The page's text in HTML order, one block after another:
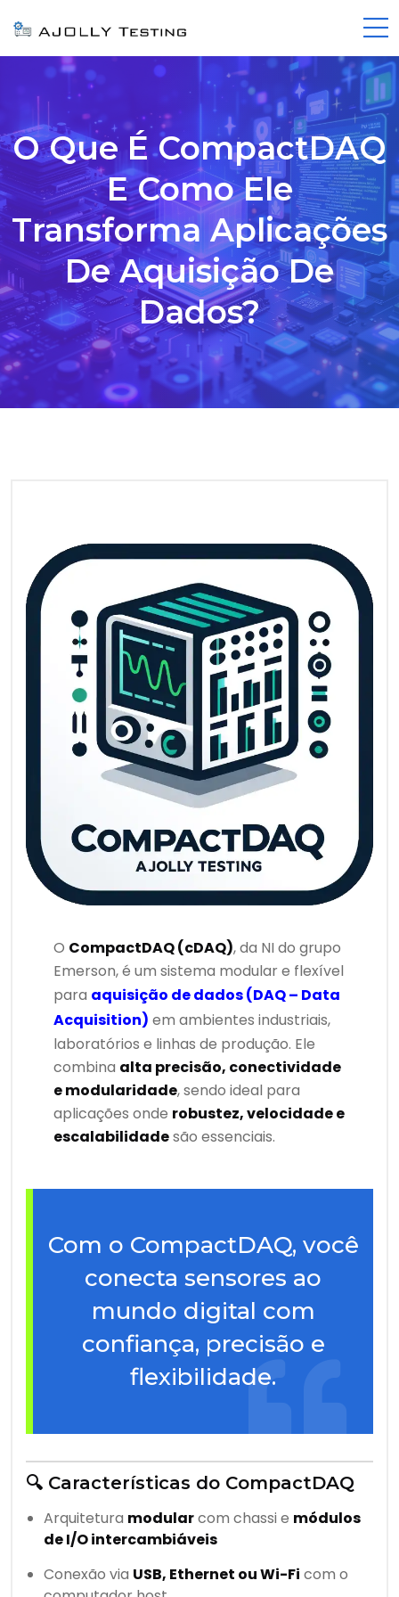
O Que É CompactDAQ
E Como Ele
Transforma Aplicações
De Aquisição De
Dados?
O CompactDAQ (cDAQ), da NI do grupo
Emerson, é um sistema modular e flexível
para aquisição de dados (DAQ – Data
Acquisition) em ambientes industriais,
laboratórios e linhas de produção. Ele
combina alta precisão, conectividade
e modularidade, sendo ideal para
aplicações onde robustez, velocidade e
escalabilidadesão essenciais.
Com o CompactDAQ, você
conecta sensores ao
mundo digital com
confiança, precisão e
flexibilidade.
🔍 Características do CompactDAQ
Arquitetura modularcom chassi e módulos
de I/O intercambiáveis
Conexão via USB, Ethernet ou Wi-Fi com o